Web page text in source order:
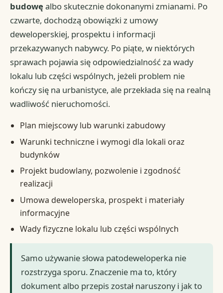
budowę albo skutecznie dokonanymi zmianami. Po
czwarte, dochodzą obowiązki z umowy
deweloperskiej, prospektu i informacji
przekazywanych nabywcy. Po piąte, w niektórych
sprawach pojawia się odpowiedzialność za wady
lokalu lub części wspólnych, jeżeli problem nie
kończy się na urbanistyce, ale przekłada się na realną
wadliwość nieruchomości.
Plan miejscowy lub warunki zabudowy
Warunki techniczne i wymogi dla lokali oraz
budynków
Projekt budowlany, pozwolenie i zgodność
realizacji
Umowa deweloperska, prospekt i materiały
informacyjne
Wady fizyczne lokalu lub części wspólnych
Samo używanie słowa patodeweloperka nie
rozstrzyga sporu. Znaczenie ma to, który
dokument albo przepis został naruszony i jak to